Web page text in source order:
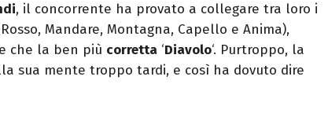
, il concorrente ha provato a collegare tra loro i
Mandare, Montagna, Capello e Anima),
che la ben più corretta ‘Diavolo‘. Purtroppo, la
sua mente troppo tardi, e così ha dovuto dire